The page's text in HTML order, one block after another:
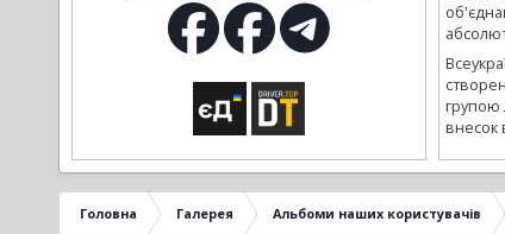
групою
внесок
Головна Галерея Альбоми наших користувачів